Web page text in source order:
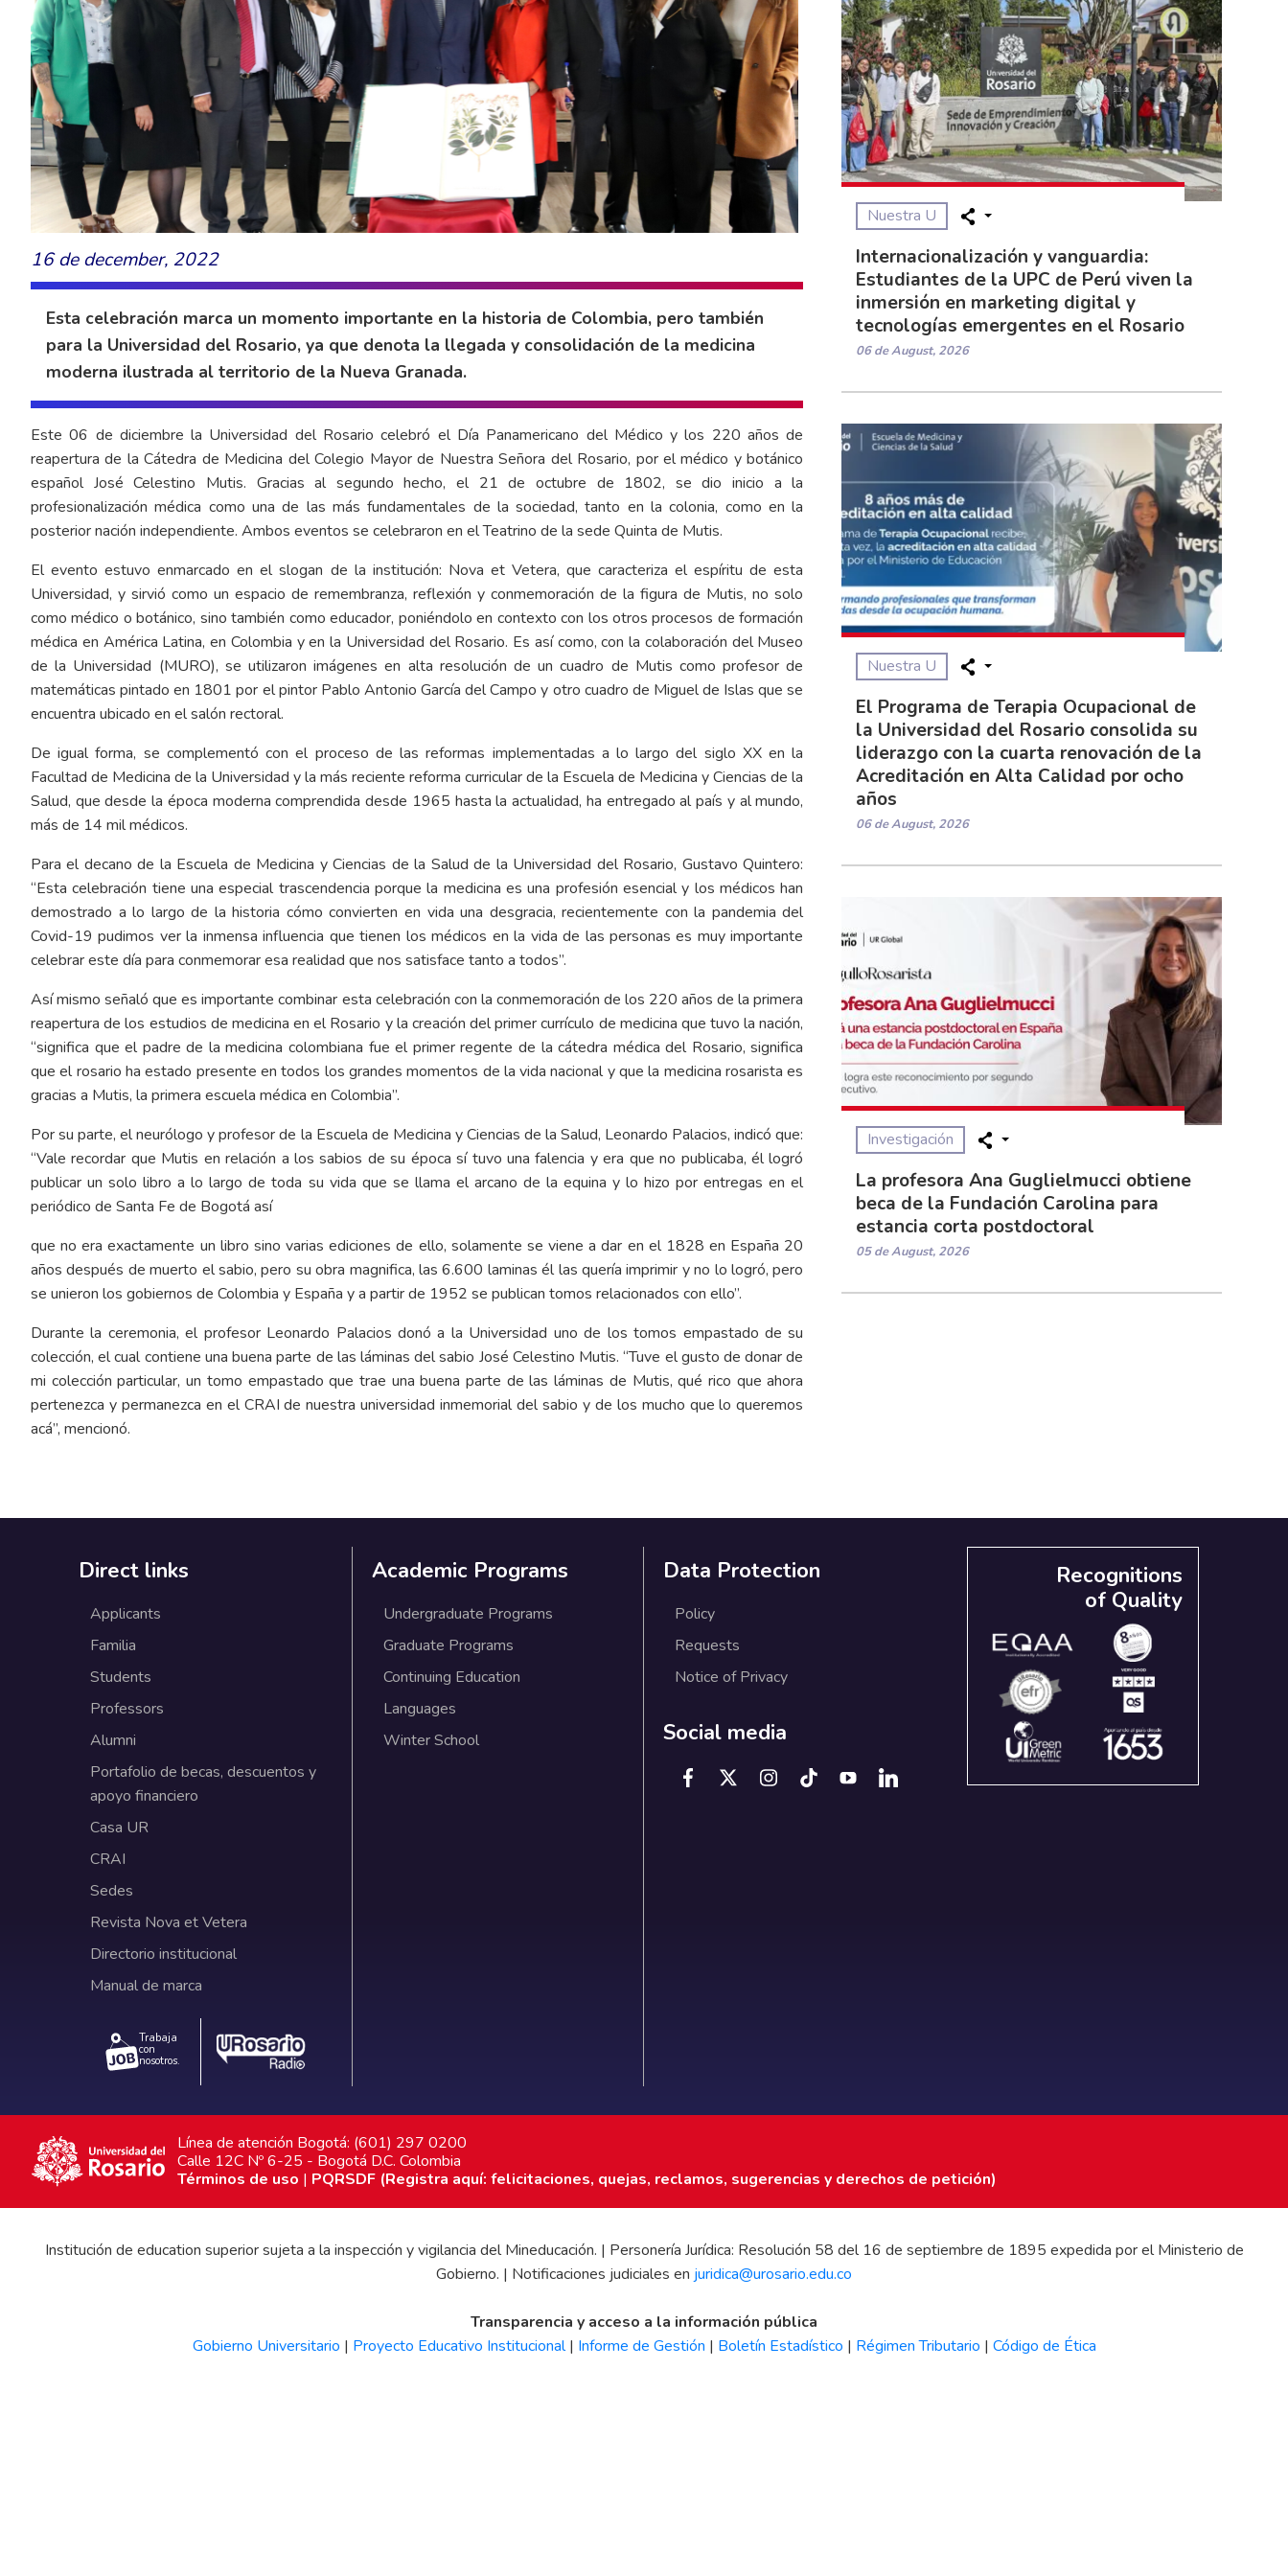
16 de december, 2022
Esta celebración marca un momento importante en la historia de Colombia, pero también
para la Universidad del Rosario, ya que denota la llegada y consolidación de la medicina
moderna ilustrada al territorio de la Nueva Granada.
Este 06 de diciembre la Universidad del Rosario celebró el Día Panamericano del Médico y los 220 años de
reapertura de la Cátedra de Medicina del Colegio Mayor de Nuestra Señora del Rosario, por el médico y botánico
español José Celestino Mutis. Gracias al segundo hecho, el 21 de octubre de 1802, se dio inicio a la
profesionalización médica como una de las más fundamentales de la sociedad, tanto en la colonia, como en la
posterior nación independiente. Ambos eventos se celebraron en el Teatrino de la sede Quinta de Mutis.
El evento estuvo enmarcado en el slogan de la institución: Nova et Vetera, que caracteriza el espíritu de esta
Universidad, y sirvió como un espacio de remembranza, reflexión y conmemoración de la figura de Mutis, no solo
como médico o botánico, sino también como educador, poniéndolo en contexto con los otros procesos de formación
médica en América Latina, en Colombia y en la Universidad del Rosario. Es así como, con la colaboración del Museo
de la Universidad (MURO), se utilizaron imágenes en alta resolución de un cuadro de Mutis como profesor de
matemáticas pintado en 1801 por el pintor Pablo Antonio García del Campo y otro cuadro de Miguel de Islas que se
encuentra ubicado en el salón rectoral.
De igual forma, se complementó con el proceso de las reformas implementadas a lo largo del siglo XX en la
Facultad de Medicina de la Universidad y la más reciente reforma curricular de la Escuela de Medicina y Ciencias de la
Salud, que desde la época moderna comprendida desde 1965 hasta la actualidad, ha entregado al país y al mundo,
más de 14 mil médicos.
Para el decano de la Escuela de Medicina y Ciencias de la Salud de la Universidad del Rosario, Gustavo Quintero:
“Esta celebración tiene una especial trascendencia porque la medicina es una profesión esencial y los médicos han
demostrado a lo largo de la historia cómo convierten en vida una desgracia, recientemente con la pandemia del
Covid-19 pudimos ver la inmensa influencia que tienen los médicos en la vida de las personas es muy importante
celebrar este día para conmemorar esa realidad que nos satisface tanto a todos”.
Así mismo señaló que es importante combinar esta celebración con la conmemoración de los 220 años de la primera
reapertura de los estudios de medicina en el Rosario y la creación del primer currículo de medicina que tuvo la nación,
“significa que el padre de la medicina colombiana fue el primer regente de la cátedra médica del Rosario, significa
que el rosario ha estado presente en todos los grandes momentos de la vida nacional y que la medicina rosarista es
gracias a Mutis, la primera escuela médica en Colombia”.
Por su parte, el neurólogo y profesor de la Escuela de Medicina y Ciencias de la Salud, Leonardo Palacios, indicó que:
“Vale recordar que Mutis en relación a los sabios de su época sí tuvo una falencia y era que no publicaba, él logró
publicar un solo libro a lo largo de toda su vida que se llama el arcano de la equina y lo hizo por entregas en el
periódico de Santa Fe de Bogotá así
que no era exactamente un libro sino varias ediciones de ello, solamente se viene a dar en el 1828 en España 20
años después de muerto el sabio, pero su obra magnifica, las 6.600 laminas él las quería imprimir y no lo logró, pero
se unieron los gobiernos de Colombia y España y a partir de 1952 se publican tomos relacionados con ello”.
Durante la ceremonia, el profesor Leonardo Palacios donó a la Universidad uno de los tomos empastado de su
colección, el cual contiene una buena parte de las láminas del sabio José Celestino Mutis. “Tuve el gusto de donar de
mi colección particular, un tomo empastado que trae una buena parte de las láminas de Mutis, qué rico que ahora
pertenezca y permanezca en el CRAI de nuestra universidad inmemorial del sabio y de los mucho que lo queremos
acá”, mencionó.
Nuestra U
Internacionalización y vanguardia:
Estudiantes de la UPC de Perú viven la
inmersión en marketing digital y
tecnologías emergentes en el Rosario
06 de August, 2026
Nuestra U
El Programa de Terapia Ocupacional de
la Universidad del Rosario consolida su
liderazgo con la cuarta renovación de la
Acreditación en Alta Calidad por ocho
años
06 de August, 2026
Investigación
La profesora Ana Guglielmucci obtiene
beca de la Fundación Carolina para
estancia corta postdoctoral
05 de August, 2026
Direct links
Applicants
Familia
Students
Professors
Alumni
Portafolio de becas, descuentos y
apoyo financiero
Casa UR
CRAI
Sedes
Revista Nova et Vetera
Directorio institucional
Manual de marca
Trabaja
con
nosotros.
Academic Programs
Undergraduate Programs
Graduate Programs
Continuing Education
Languages
Winter School
Data Protection
Policy
Requests
Notice of Privacy
Social media
Recognitions
of Quality
Línea de atención Bogotá: (601) 297 0200
Calle 12C Nº 6-25 - Bogotá D.C. Colombia
Términos de uso | PQRSDF (Registra aquí: felicitaciones, quejas, reclamos, sugerencias y derechos de petición)
Institución de education superior sujeta a la inspección y vigilancia del Mineducación. | Personería Jurídica: Resolución 58 del 16 de septiembre de 1895 expedida por el Ministerio de
Gobierno. | Notificaciones judiciales en juridica@urosario.edu.co
Transparencia y acceso a la información pública
Gobierno Universitario | Proyecto Educativo Institucional| Informe de Gestión | Boletín Estadístico | Régimen Tributario | Código de Ética